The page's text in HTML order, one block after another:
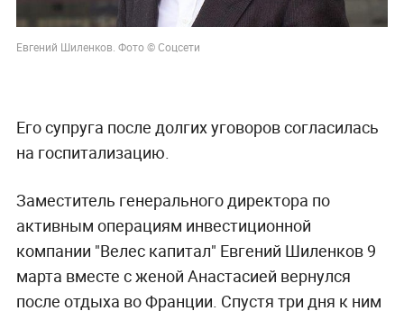
Евгений Шиленков. Фото © Соцсети
Его супруга после долгих уговоров согласилась
на госпитализацию.
Заместитель генерального директора по
активным операциям инвестиционной
компании "Велес капитал" Евгений Шиленков 9
марта вместе с женой Анастасией вернулся
после отдыха во Франции. Спустя три дня к ним